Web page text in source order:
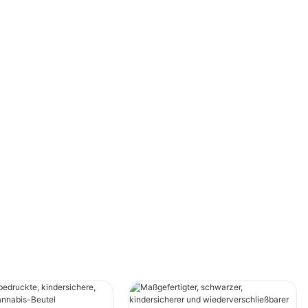
Vorgefertigte Joints sind in der
Cannabisbranche längst etabliert und bieten